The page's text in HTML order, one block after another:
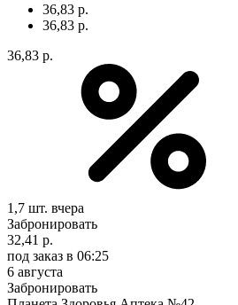
36,83 р.
36,83 р.
36,83 р.
1,7 шт. вчера
Забронировать
32,41 р.
под заказ в 06:25
6 августа
Забронировать